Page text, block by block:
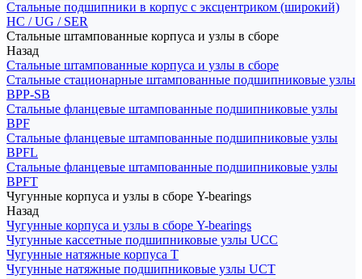
Стальные подшипники в корпус с эксцентриком (широкий)
HC / UG / SER
Стальные штампованные корпуса и узлы в сборе
Назад
Стальные штампованные корпуса и узлы в сборе
Стальные стационарные штампованные подшипниковые узлы
BPP-SB
Стальные фланцевые штампованные подшипниковые узлы
BPF
Стальные фланцевые штампованные подшипниковые узлы
BPFL
Стальные фланцевые штампованные подшипниковые узлы
BPFT
Чугунные корпуса и узлы в сборе Y-bearings
Назад
Чугунные корпуса и узлы в сборе Y-bearings
Чугунные кассетные подшипниковые узлы UCC
Чугунные натяжные корпуса T
Чугунные натяжные подшипниковые узлы UCT